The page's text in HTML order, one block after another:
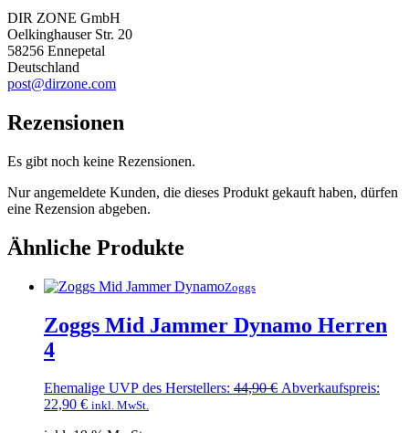
DIR ZONE GmbH
Oelkinghauser Str. 20
58256 Ennepetal
Deutschland
post@dirzone.com
Rezensionen
Es gibt noch keine Rezensionen.
Nur angemeldete Kunden, die dieses Produkt gekauft haben, dürfen
eine Rezension abgeben.
Ähnliche Produkte
Zoggs
Zoggs Mid Jammer Dynamo Herren
4
Ehemalige UVP des Herstellers: 44,90€ Ursprünglicher
Abverkaufspreis:
22,90 €Aktueller
inkl. MwSt.